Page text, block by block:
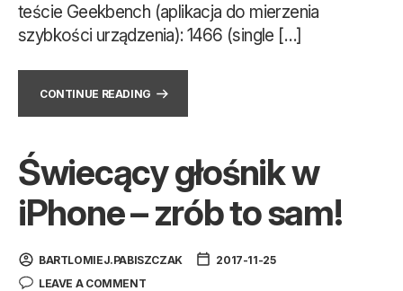
teście Geekbench (aplikacja do mierzenia
szybkości urządzenia): 1466 (single […]
CONTINUE READING
Świecący głośnik w
iPhone – zrób to sam!
BARTLOMIEJ.PABISZCZAK
2017-11-25
LEAVE A COMMENT